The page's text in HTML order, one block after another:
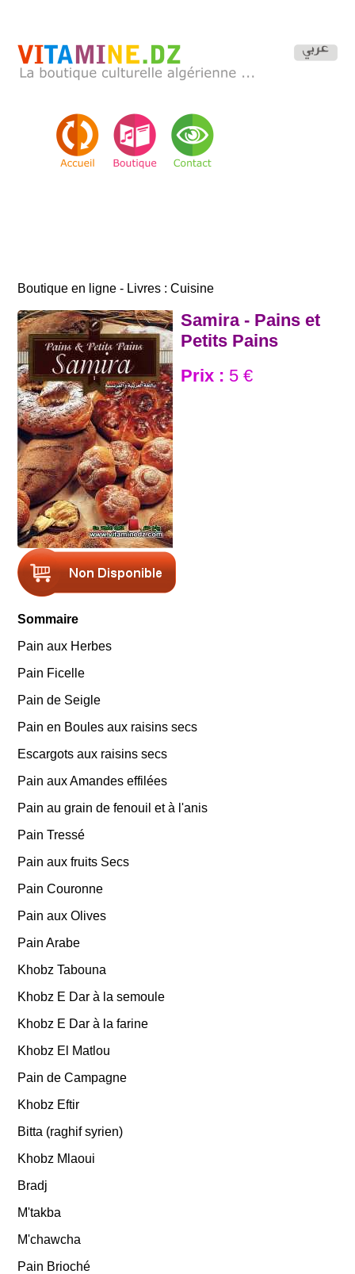
Boutique en ligne - Livres : Cuisine
Samira - Pains et
Petits Pains
Prix : 5 €
Sommaire
Pain aux Herbes
Pain Ficelle
Pain de Seigle
Pain en Boules aux raisins secs
Escargots aux raisins secs
Pain aux Amandes effilées
Pain au grain de fenouil et à l'anis
Pain Tressé
Pain aux fruits Secs
Pain Couronne
Pain aux Olives
Pain Arabe
Khobz Tabouna
Khobz E Dar à la semoule
Khobz E Dar à la farine
Khobz El Matlou
Pain de Campagne
Khobz Eftir
Bitta (raghif syrien)
Khobz Mlaoui
Bradj
M'takba
M'chawcha
Pain Brioché